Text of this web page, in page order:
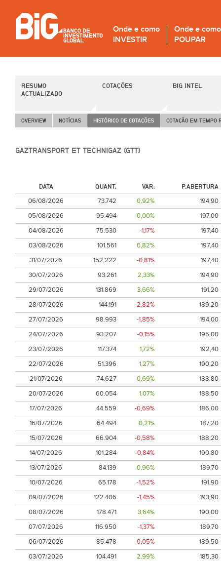
Onde e como
INVESTIR
Onde e como
POUPAR
RESUMO
ACTUALIZADO
COTAÇÕES BIG INTEL
OVERVIEW NOTÍCIAS HISTÓRICO DE COTAÇÕES COTAÇÃO EM TEMPO
GAZTRANSPORT ET TECHNIGAZ (GTT)
DATA QUANT. VAR.
P.ABERTURA
06/08/2026
73.742 0,92%
194,90
05/08/2026
95.494 0,00%
197,00
04/08/2026
75.530 -1,17%
197,40
03/08/2026
101.561 0,82%
197,40
31/07/2026
152.222 -0,81%
197,40
30/07/2026
93.261 2,33%
194,90
29/07/2026
131.869 3,66%
191,20
28/07/2026
144.191 -2,82%
189,20
27/07/2026
98.993 -1,85%
194,00
24/07/2026
93.207 -0,15%
195,00
23/07/2026
117.374 1,72%
192,40
22/07/2026
51.396 1,27%
190,20
21/07/2026
74.627 0,69%
188,80
20/07/2026
60.054 1,07%
188,50
17/07/2026
44.559 -0,69%
186,00
16/07/2026
64.494 0,21%
187,20
15/07/2026
66.904 -0,58%
188,20
14/07/2026
101.284 -0,84%
190,80
13/07/2026
84.139 0,96%
189,70
10/07/2026
65.178 -1,52%
191,90
09/07/2026
122.406 -1,45%
193,90
08/07/2026
178.471 3,64%
190,00
07/07/2026
116.950 -1,37%
189,70
06/07/2026
85.478 -0,05%
189,50
03/07/2026
104.491 2,99%
185,30